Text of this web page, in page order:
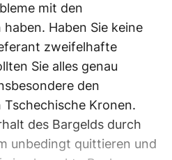
mit den
Haben Sie keine
zweifelhafte
Sie alles genau
den
Kronen.
des Bargelds durch
unbedingt quittieren und